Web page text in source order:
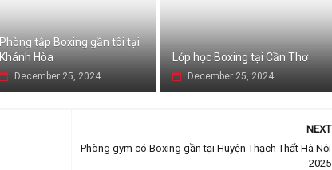
Phòng tập Boxing gần tôi tại
Khánh Hòa
December 25, 2024
Lớp học Boxing tại Cần Thơ
December 25, 2024
NEXT
Phòng gym có Boxing gần tại Huyện Thạch Thất Hà Nội
2025